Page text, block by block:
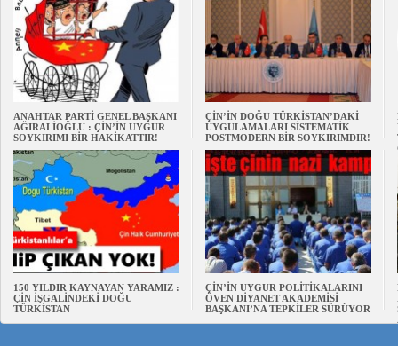
ANAHTAR PARTİ GENEL BAŞKANI
AĞIRALİOĞLU : ÇİN’İN UYGUR
SOYKIRIMI BİR HAKİKATTIR!
ÇİN’İN DOĞU TÜRKİSTAN’DAKİ
UYGULAMALARI SİSTEMATİK
POSTMODERN BİR SOYKIRIMDIR!
150 YILDIR KAYNAYAN YARAMIZ :
ÇİN İŞGALİNDEKİ DOĞU
TÜRKİSTAN
ÇİN’İN UYGUR POLİTİKALARINI
ÖVEN DİYANET AKADEMİSİ
BAŞKANI’NA TEPKİLER SÜRÜYOR